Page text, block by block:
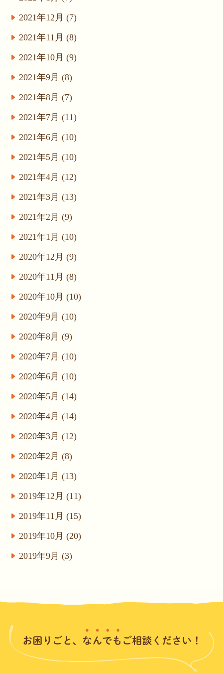
2021年12月 (7)
2021年11月 (8)
2021年10月 (9)
2021年9月 (8)
2021年8月 (7)
2021年7月 (11)
2021年6月 (10)
2021年5月 (10)
2021年4月 (12)
2021年3月 (13)
2021年2月 (9)
2021年1月 (10)
2020年12月 (9)
2020年11月 (8)
2020年10月 (10)
2020年9月 (10)
2020年8月 (9)
2020年7月 (10)
2020年6月 (10)
2020年5月 (14)
2020年4月 (14)
2020年3月 (12)
2020年2月 (8)
2020年1月 (13)
2019年12月 (11)
2019年11月 (15)
2019年10月 (20)
2019年9月 (3)